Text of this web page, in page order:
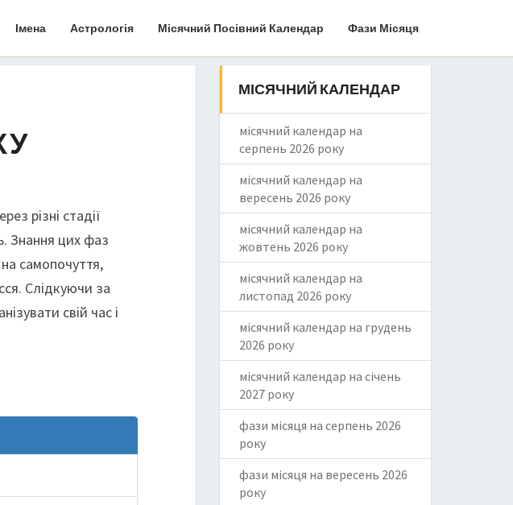
Імена Астрологія Місячний Посівний Календар Фази Місяця
різні стадії
Знання цих фаз
самопочуття,
Слідкуючи за
свій час і
МІСЯЧНИЙ КАЛЕНДАР
місячний календар на
серпень 2026 року
місячний календар на
вересень 2026 року
місячний календар на
жовтень 2026 року
місячний календар на
листопад 2026 року
місячний календар на грудень
2026 року
місячний календар на січень
2027 року
фази місяця на серпень 2026
року
фази місяця на вересень 2026
року